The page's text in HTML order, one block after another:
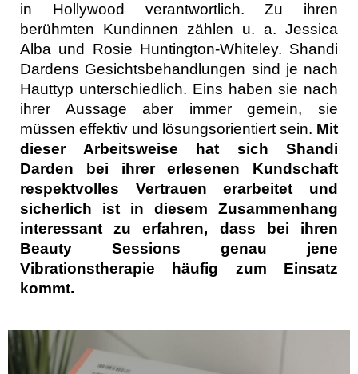
in Hollywood verantwortlich. Zu ihren
berühmten Kundinnen zählen u. a. Jessica
Alba und Rosie Huntington-Whiteley. Shandi
Dardens Gesichtsbehandlungen sind je nach
Hauttyp unterschiedlich. Eins haben sie nach
ihrer Aussage aber immer gemein, sie
müssen effektiv und lösungsorientiert sein. Mit
dieser Arbeitsweise hat sich Shandi
Darden bei ihrer erlesenen Kundschaft
respektvolles Vertrauen erarbeitet und
sicherlich ist in diesem Zusammenhang
interessant zu erfahren, dass bei ihren
Beauty Sessions genau jene
Vibrationstherapie häufig zum Einsatz
kommt.